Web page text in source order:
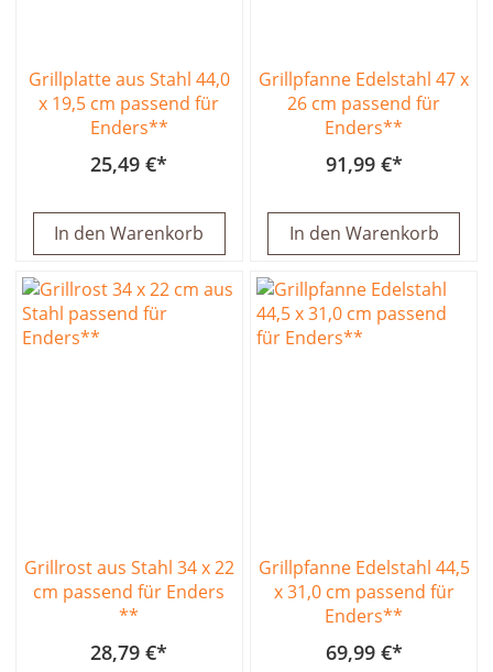
Grillplatte aus Stahl 44,0
x 19,5 cm passend für
Enders**
25,49 €
In den Warenkorb
Grillpfanne Edelstahl 47 x
26 cm passend für
Enders**
91,99 €
In den Warenkorb
Grillrost aus Stahl 34 x 22
cm passend für Enders
**
28,79 €
Grillpfanne Edelstahl 44,5
x 31,0 cm passend für
Enders**
69,99 €